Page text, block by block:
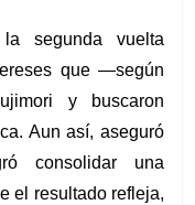
segunda vuelta
que —según
y buscaron
Aun así, aseguró
consolidar una
el resultado refleja,